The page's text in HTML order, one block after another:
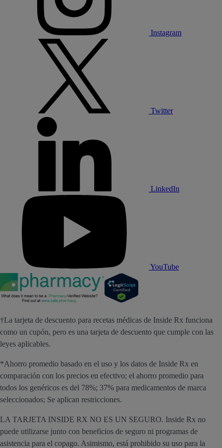
Instagram
Twitter
LinkedIn
YouTube
†La tarjeta de descuento para recetas médicas de Inside Rx funciona
como un cupón, pero es una tarjeta de descuento que cumple con las
leyes aplicables.
*Ahorro promedio basado en el uso y los datos de Inside Rx en
comparación con los precios en efectivo; el ahorro promedio para
todos los genéricos es del 78%; 37% para medicamentos de marca
seleccionados; Se aplican restricciones.
LA TARJETA INSIDE RX NO ES UN SEGURO. Inside Rx no
puede utilizarse junto con beneficios de seguro ni programas de
asistencia para el copago. Asimismo, está prohibido su uso para la